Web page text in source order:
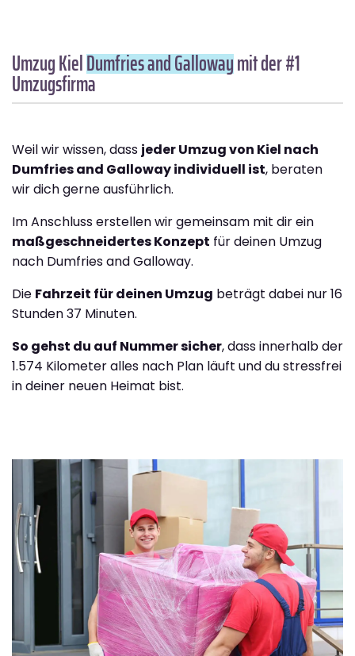
Umzug KielDumfries and Gallowaymit der #1
Umzugsfirma
Weil wir wissen, dass jeder Umzug von Kiel nach
Dumfries and Galloway individuell ist, beraten
wir dich gerne ausführlich.
Im Anschluss erstellen wir gemeinsam mit dir ein
maßgeschneidertes Konzept für deinen Umzug
nach Dumfries and Galloway.
Die Fahrzeit für deinen Umzug beträgt dabei nur 16
Stunden 37 Minuten.
So gehst du auf Nummer sicher, dass innerhalb der
1.574 Kilometer alles nach Plan läuft und du stressfrei
in deiner neuen Heimat bist.